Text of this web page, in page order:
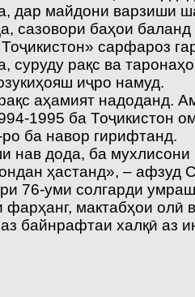
майдони варзиши
сазовори баҳои
сарфароз
рақс ва
иҷро намуд.
аҳамият
1995 ба Тоҷикистон
ба навор гирифтанд.
нав дода, ба
ҳастанд», – афзуд
уми солгарди
мактабҳои олӣ
байнрафтаи халқӣ